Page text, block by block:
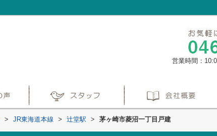
営業時間：
> JR東海道本線 > 辻堂駅 > 茅ヶ崎市菱沼一丁目戸建